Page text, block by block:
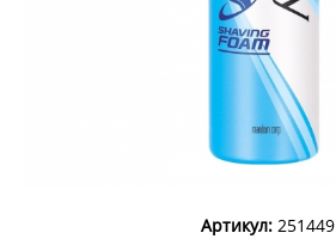
Артикул:251449